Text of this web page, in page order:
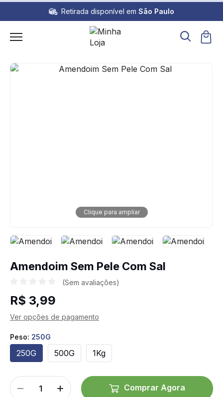
Retirada disponível em São Paulo
Clique para ampliar
Amendoim Sem Pele Com Sal
(Sem avaliações)
R$ 3,99
Ver opções de pagamento
Peso: 250G
250G 500G 1Kg
Comprar Agora